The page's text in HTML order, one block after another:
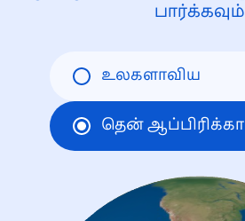
பார்க்கவும்
உலகளாவிய
தென் ஆப்பிரிக்கா